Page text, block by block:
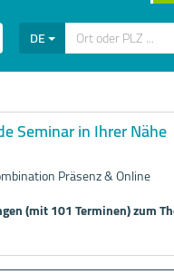
DE
Seminar in Ihrer Nähe
Präsenz & Online
(mit 101 Terminen) zum